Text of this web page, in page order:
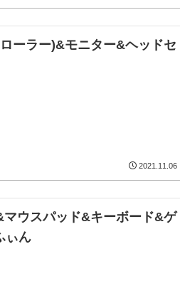
ーラー)&モニター&ヘッドセ
2021.11.06
マウスパッド&キーボード&ゲ
ぃん